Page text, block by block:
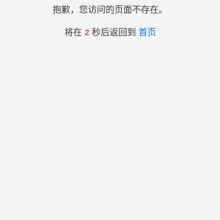
抱歉，您访问的页面不存在。
将在 2秒后返回到 首页